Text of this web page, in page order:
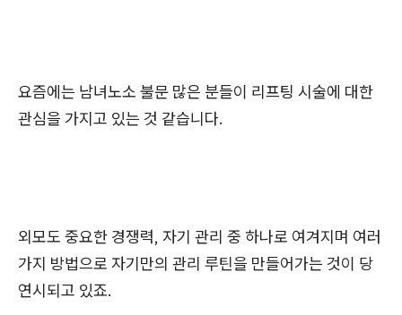
요즘에는 남녀노소 불문 많은 분들이 리프팅 시술에 대한
관심을 가지고 있는 것 같습니다.
외모도 중요한 경쟁력, 자기 관리 중 하나로 여겨지며 여러
가지 방법으로 자기만의 관리 루틴을 만들어가는 것이 당
연시되고 있죠.